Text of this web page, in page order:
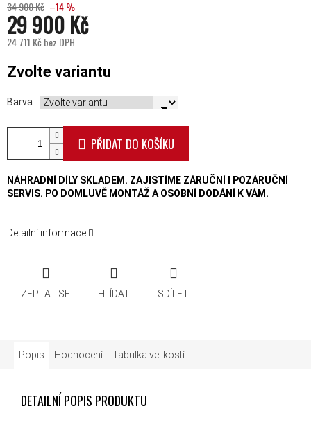
34 900 Kč –14 %
29 900 Kč
24 711 Kč bez DPH
Zvolte variantu
Barva
PŘIDAT DO KOŠÍKU
NÁHRADNÍ DÍLY SKLADEM. ZAJISTÍME ZÁRUČNÍ I POZÁRUČNÍ
SERVIS. PO DOMLUVĚ MONTÁŽ A OSOBNÍ DODÁNÍ K VÁM.
Detailní informace
ZEPTAT SE HLÍDAT SDÍLET
Popis Hodnocení Tabulka velikostí
DETAILNÍ POPIS PRODUKTU